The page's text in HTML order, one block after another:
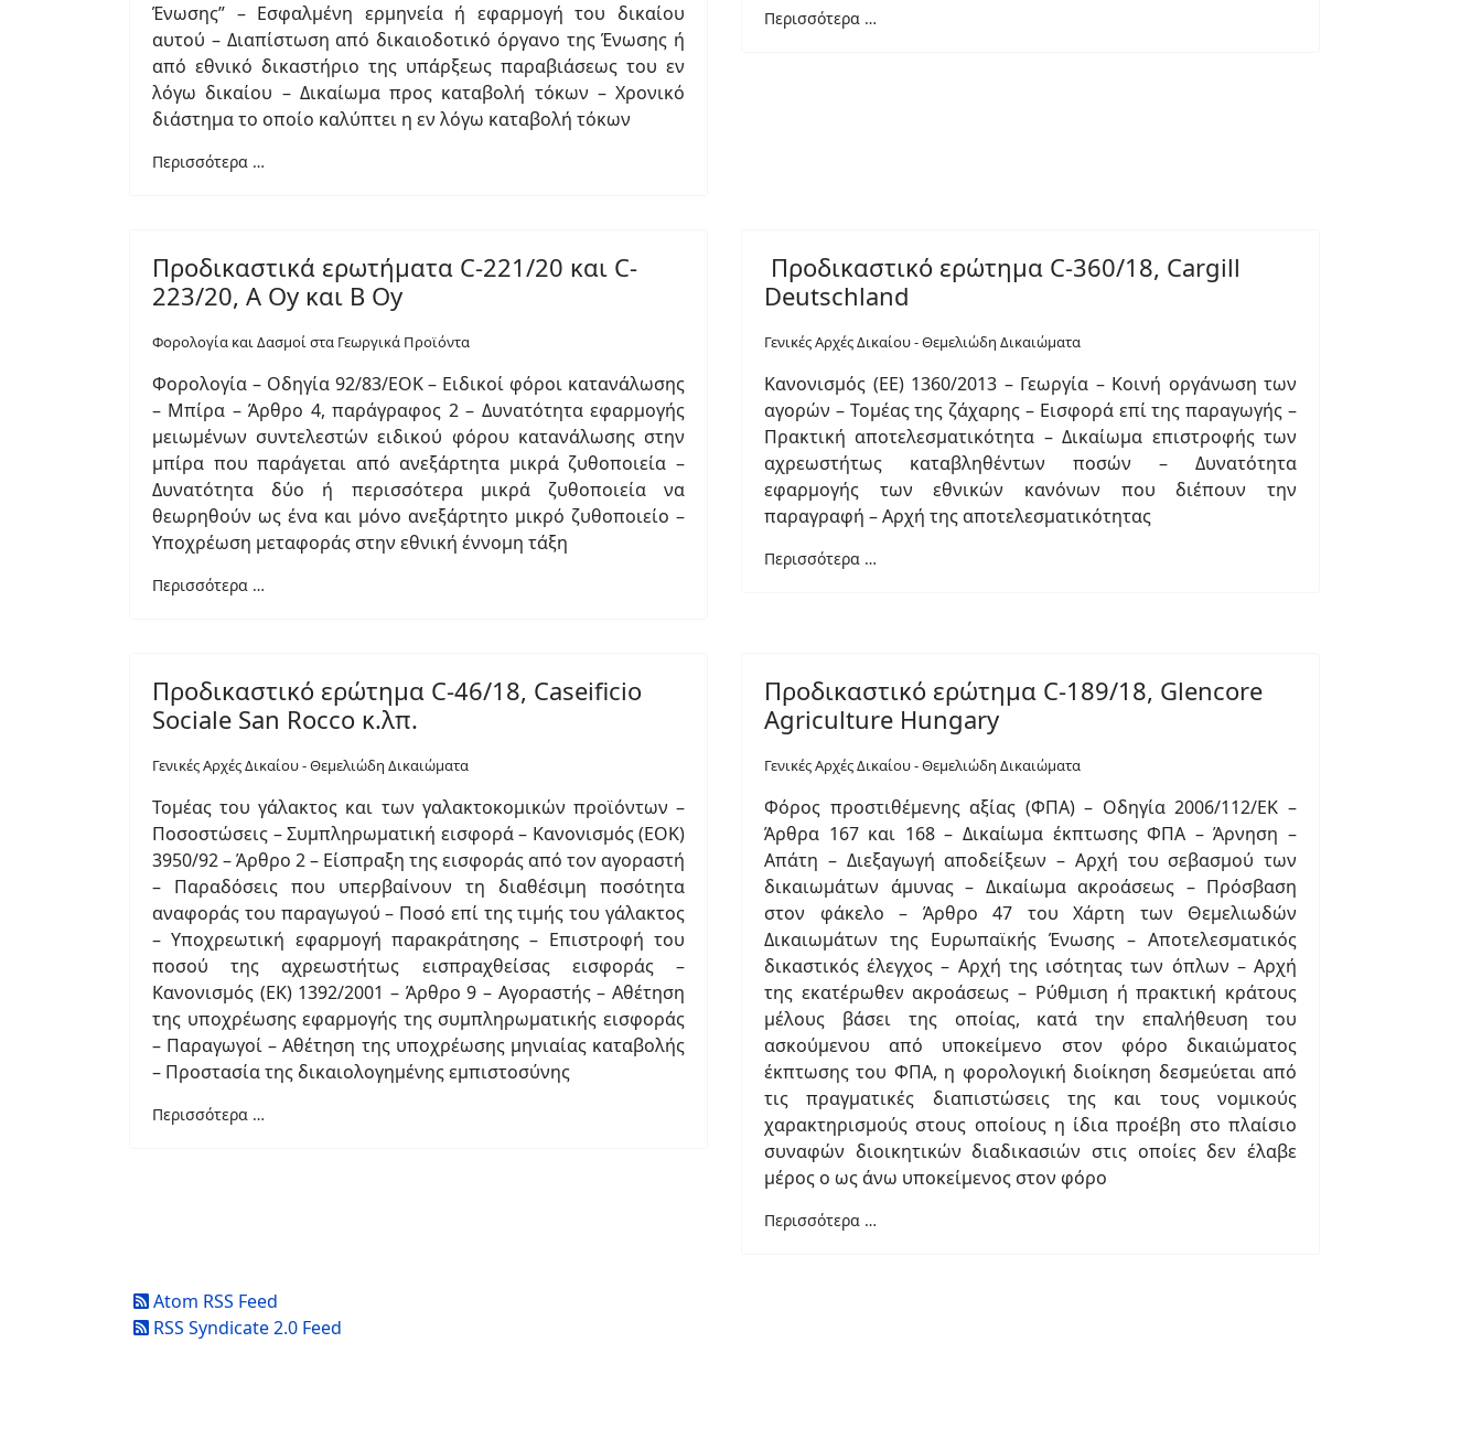
Ένωσης” – Εσφαλμένη ερμηνεία ή εφαρμογή του δικαίου
αυτού – Διαπίστωση από δικαιοδοτικό όργανο της Ένωσης ή
από εθνικό δικαστήριο της υπάρξεως παραβιάσεως του εν
λόγω δικαίου – Δικαίωμα προς καταβολή τόκων – Χρονικό
διάστημα το οποίο καλύπτει η εν λόγω καταβολή τόκων
Περισσότερα …
Περισσότερα …
Προδικαστικά ερωτήματα C-221/20 και C-
223/20, A Oy και B Oy
Φορολογία και Δασμοί στα Γεωργικά Προϊόντα
Φορολογία – Οδηγία 92/83/ΕΟΚ – Ειδικοί φόροι κατανάλωσης
– Μπίρα – Άρθρο 4, παράγραφος 2 – Δυνατότητα εφαρμογής
μειωμένων συντελεστών ειδικού φόρου κατανάλωσης στην
μπίρα που παράγεται από ανεξάρτητα μικρά ζυθοποιεία –
Δυνατότητα δύο ή περισσότερα μικρά ζυθοποιεία να
θεωρηθούν ως ένα και μόνο ανεξάρτητο μικρό ζυθοποιείο –
Υποχρέωση μεταφοράς στην εθνική έννομη τάξη
Περισσότερα …
Προδικαστικό ερώτημα C-360/18, Cargill
Deutschland
Γενικές Αρχές Δικαίου - Θεμελιώδη Δικαιώματα
Κανονισμός (ΕΕ) 1360/2013 – Γεωργία – Κοινή οργάνωση των
αγορών – Τομέας της ζάχαρης – Εισφορά επί της παραγωγής –
Πρακτική αποτελεσματικότητα – Δικαίωμα επιστροφής των
αχρεωστήτως καταβληθέντων ποσών – Δυνατότητα
εφαρμογής των εθνικών κανόνων που διέπουν την
παραγραφή – Αρχή της αποτελεσματικότητας
Περισσότερα …
Προδικαστικό ερώτημα C-46/18, Caseificio
Sociale San Rocco κ.λπ.
Γενικές Αρχές Δικαίου - Θεμελιώδη Δικαιώματα
Τομέας του γάλακτος και των γαλακτοκομικών προϊόντων –
Ποσοστώσεις – Συμπληρωματική εισφορά – Κανονισμός (ΕΟΚ)
3950/92 – Άρθρο 2 – Είσπραξη της εισφοράς από τον αγοραστή
– Παραδόσεις που υπερβαίνουν τη διαθέσιμη ποσότητα
αναφοράς του παραγωγού – Ποσό επί της τιμής του γάλακτος
– Υποχρεωτική εφαρμογή παρακράτησης – Επιστροφή του
ποσού της αχρεωστήτως εισπραχθείσας εισφοράς –
Κανονισμός (ΕΚ) 1392/2001 – Άρθρο 9 – Αγοραστής – Αθέτηση
της υποχρέωσης εφαρμογής της συμπληρωματικής εισφοράς
– Παραγωγοί – Αθέτηση της υποχρέωσης μηνιαίας καταβολής
– Προστασία της δικαιολογημένης εμπιστοσύνης
Περισσότερα …
Προδικαστικό ερώτημα C-189/18, Glencore
Agriculture Hungary
Γενικές Αρχές Δικαίου - Θεμελιώδη Δικαιώματα
Φόρος προστιθέμενης αξίας (ΦΠΑ) – Οδηγία 2006/112/ΕΚ –
Άρθρα 167 και 168 – Δικαίωμα έκπτωσης ΦΠΑ – Άρνηση –
Απάτη – Διεξαγωγή αποδείξεων – Αρχή του σεβασμού των
δικαιωμάτων άμυνας – Δικαίωμα ακροάσεως – Πρόσβαση
στον φάκελο – Άρθρο 47 του Χάρτη των Θεμελιωδών
Δικαιωμάτων της Ευρωπαϊκής Ένωσης – Αποτελεσματικός
δικαστικός έλεγχος – Αρχή της ισότητας των όπλων – Αρχή
της εκατέρωθεν ακροάσεως – Ρύθμιση ή πρακτική κράτους
μέλους βάσει της οποίας, κατά την επαλήθευση του
ασκούμενου από υποκείμενο στον φόρο δικαιώματος
έκπτωσης του ΦΠΑ, η φορολογική διοίκηση δεσμεύεται από
τις πραγματικές διαπιστώσεις της και τους νομικούς
χαρακτηρισμούς στους οποίους η ίδια προέβη στο πλαίσιο
συναφών διοικητικών διαδικασιών στις οποίες δεν έλαβε
μέρος ο ως άνω υποκείμενος στον φόρο
Περισσότερα …
Atom RSS Feed
RSS Syndicate 2.0 Feed